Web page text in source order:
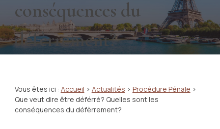
conséquences du
défèrrement?
Vous êtes ici : Accueil > Actualités > Procédure Pénale >
Que veut dire être déférré? Quelles sont les
conséquences du défèrrement?